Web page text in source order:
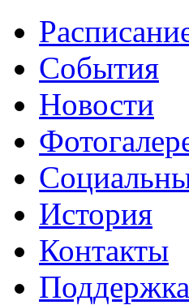
События
Новости
История
Контакты
Поддержка